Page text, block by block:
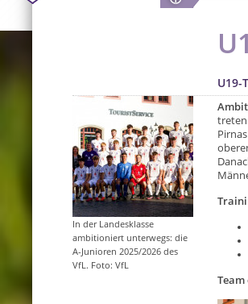
U19-
treten
Team
In der Landesklasse
ambitioniert unterwegs: die
A-Junioren 2025/2026 des
VfL. Foto: VfL